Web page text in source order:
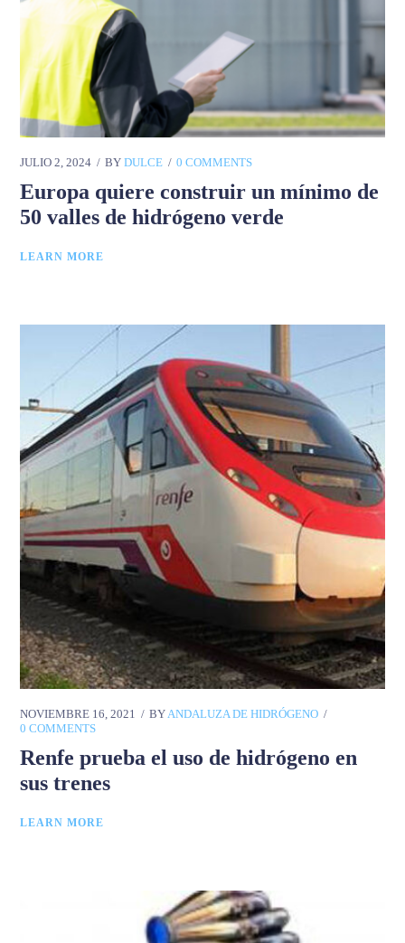
JULIO 2, 2024 BYDULCE 0 COMMENTS
Europa quiere construir un mínimo de
50 valles de hidrógeno verde
LEARN MORE
NOVIEMBRE 16, 2021 BYANDALUZA DE HIDRÓGENO
0 COMMENTS
Renfe prueba el uso de hidrógeno en
sus trenes
LEARN MORE